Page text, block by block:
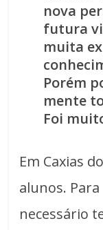
nova
futura
muita
Porém
mente
Foi
Em Caxias
alunos.
necessário